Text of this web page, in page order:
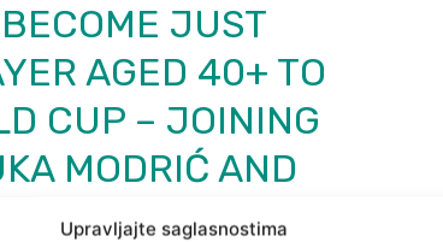
Upravljajte saglasnostima
BECOME JUST
AGED 40+ TO
CUP – JOINING
MODRIĆ AND